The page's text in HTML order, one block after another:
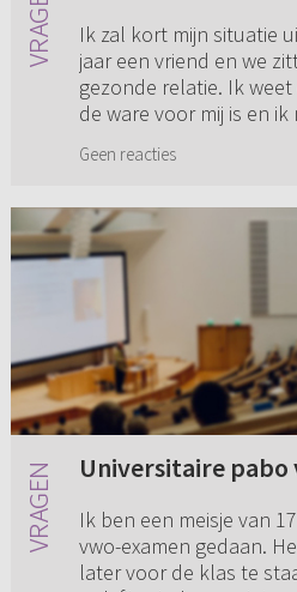
Ik zal kort mijn situatie
jaar een vriend en we
gezonde relatie. Ik
de ware voor mij is en
Geen reacties
Universitaire pabo
Ik ben een meisje van
vwo-examen gedaan.
later voor de klas te